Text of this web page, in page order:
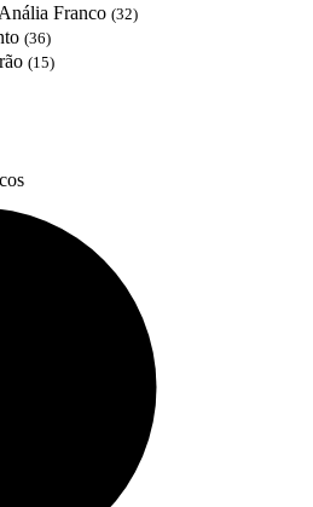
Franco (32)
(36)
(15)